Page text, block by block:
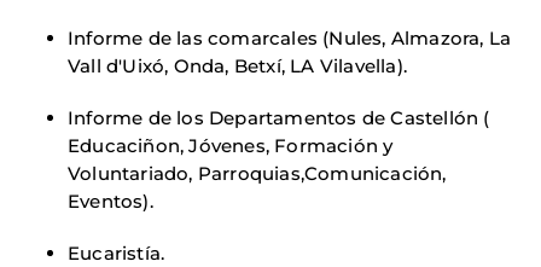
Informe de las comarcales (Nules, Almazora, La
Vall d'Uixó, Onda, Betxí, LA Vilavella).
Informe de los Departamentos de Castellón (
Educaciñon, Jóvenes, Formación y
Voluntariado, Parroquias,Comunicación,
Eventos).
Eucaristía.